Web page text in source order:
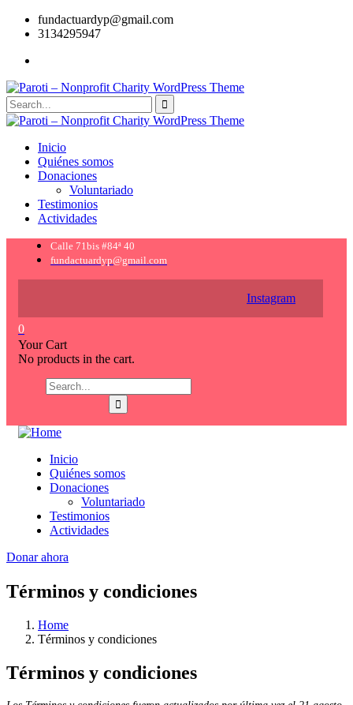
fundactuardyp@gmail.com
3134295947
Inicio
Quiénes somos
Donaciones
Voluntariado
Testimonios
Actividades
Calle 71bis #84ª 40
fundactuardyp@gmail.com
Instagram
0
Your Cart
No products in the cart.
Inicio
Quiénes somos
Donaciones
Voluntariado
Testimonios
Actividades
Donar ahora
Términos y condiciones
Home
Términos y condiciones
Términos y condiciones